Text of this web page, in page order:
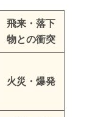
飛来・落下
物との衝突
火災・爆発